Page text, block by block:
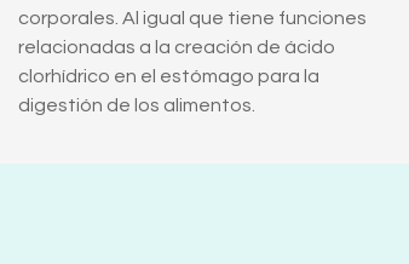
corporales. Al igual que tiene funciones
relacionadas a la creación de ácido
clorhídrico en el estómago para la
digestión de los alimentos.